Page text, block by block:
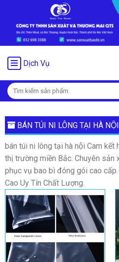
Dịch Vụ
Tìm
kiếm:
BÁN TÚI NI LÔNG TẠI HÀ NỘI
bán túi ni lông tại hà nội Cam
thị trường miền Bắc. Chuyên sản
phục vụ bao bì đóng gói cao
Cao Uy Tín Chất Lượng.